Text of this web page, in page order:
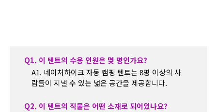
Q1. 이 텐트의 수용 인원은 몇 명인가요?
A1. 네이처하이크 자동 캠핑 텐트는 8명 이상의 사
람들이 지낼 수 있는 넓은 공간을 제공합니다.
Q2. 이 텐트의 직물은 어떤 소재로 되어있나요?